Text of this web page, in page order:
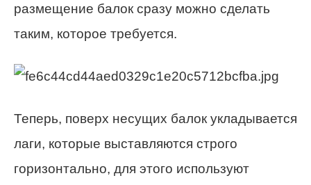
размещение балок сразу можно сделать
таким, которое требуется.
Теперь, поверх несущих балок укладывается
лаги, которые выставляются строго
горизонтально, для этого используют